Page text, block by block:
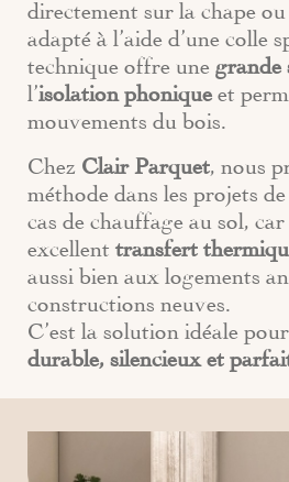
directement sur la chape
adapté à l’aide d’une colle
technique offre une grande
l’ isolation phonique et
mouvements du bois.
Chez Clair Parquet , nous
méthode dans les projets
cas de chauffage au sol,
excellent transfert
aussi bien aux logements
constructions neuves.
C’est la solution idéale
durable, silencieux et